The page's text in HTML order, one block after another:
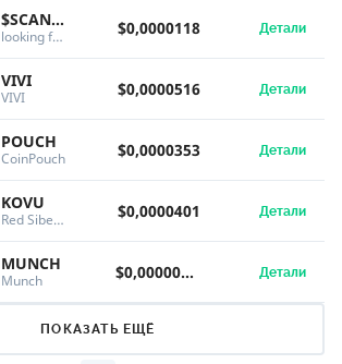
$SCANNING
looking for cooks $0,0000118 Детали
VIVI
VIVI $0,0000516 Детали
POUCH
CoinPouch $0,0000353 Детали
KOVU
Red Siberian Husky $0,0000401 Детали
MUNCH
Munch $0,00000215 Детали
ПОКАЗАТЬ ЕЩЁ